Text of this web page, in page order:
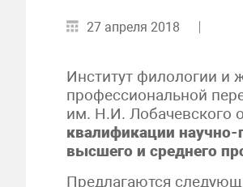
27 апреля 2018
Институт филологии и
профессиональной
им. Н.И. Лобачевского
квалификации научно-
высшего и среднего
Предлагаются